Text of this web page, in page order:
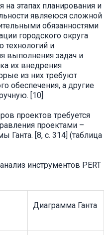
этапах планирования и
являеюся сложной
обязанностями
городского округа
технологий и
выполнения задач и
их внедрения
из них требуют
обеспечения, а другие
[10]
проектов требуется
проектами –
Ганта. [8, c. 314] (таблица
инструментов PERT
Диаграмма Ганта